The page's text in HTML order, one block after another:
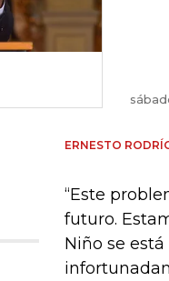
ERNESTO
“Este
futuro.
Niño se